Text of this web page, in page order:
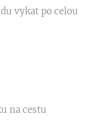
vykat po celou
na cestu